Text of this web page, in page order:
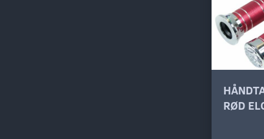
RØD